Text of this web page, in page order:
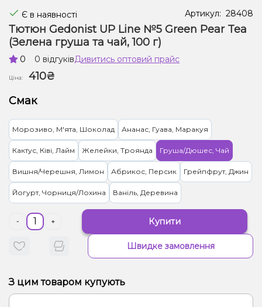
Є в наявності Артикул: 28408
Тютюн Gedonist UP Line №5 Green Pear Tea
(Зелена груша та чай, 100 г)
0 0 відгуківДивитись оптовий прайс
Ціна:
410₴
Смак
Морозиво, М'ята, Шоколад Ананас, Гуава, Маракуя
Кактус, Ківі, Лайм Желейки, Троянда Груша/Дюшес, Чай
Вишня/Черешня, Лимон Абрикос, Персик Грейпфрут, Джин
Йогурт, Чорниця/Лохина Ваніль, Деревина
- + Купити
Швидке замовлення
З цим товаром купують